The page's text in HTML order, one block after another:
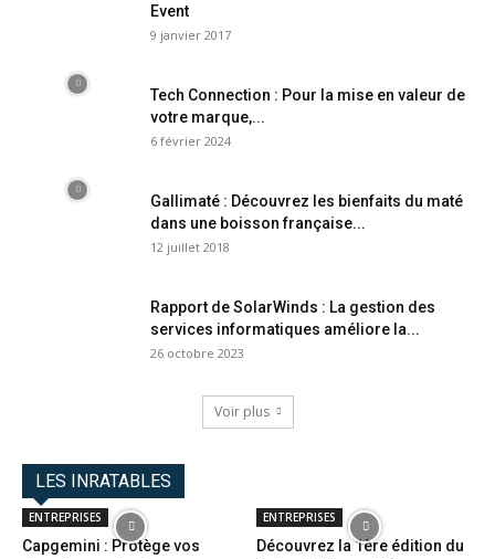
Event
9 janvier 2017
Tech Connection : Pour la mise en valeur de
votre marque,...
6 février 2024
Gallimaté : Découvrez les bienfaits du maté
dans une boisson française...
12 juillet 2018
Rapport de SolarWinds : La gestion des
services informatiques améliore la...
26 octobre 2023
Voir plus
LES INRATABLES
ENTREPRISES
Capgemini : Protège vos
ENTREPRISES
Découvrez la 1ère édition du